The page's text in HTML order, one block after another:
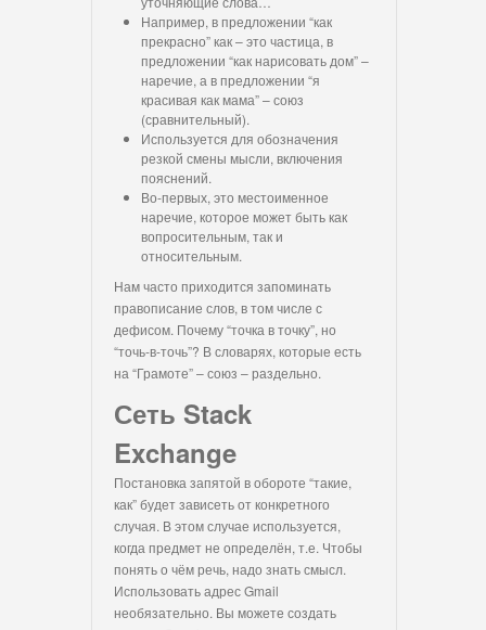
Например, в предложении “как
прекрасно” как – это частица, в
предложении “как нарисовать дом” –
наречие, а в предложении “я
красивая как мама” – союз
(сравнительный).
Используется для обозначения
резкой смены мысли, включения
пояснений.
Во-первых, это местоименное
наречие, которое может быть как
вопросительным, так и
относительным.
Нам часто приходится запоминать
правописание слов, в том числе с
дефисом. Почему “точка в точку”, но
“точь-в-точь”? В словарях, которые есть
на “Грамоте” – союз – раздельно.
Сеть Stack
Exchange
Постановка запятой в обороте “такие,
как” будет зависеть от конкретного
случая. В этом случае используется,
когда предмет не определён, т.е. Чтобы
понять о чём речь, надо знать смысл.
Использовать адрес Gmail
необязательно. Вы можете создать